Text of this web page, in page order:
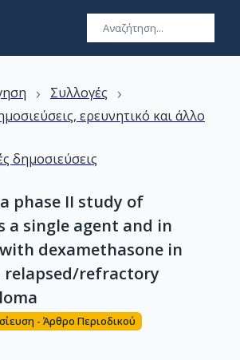
› Συλλογές ›
ερευνητικό και άλλο
δημοσιεύσεις
phase II study of
a single agent and in
dexamethasone in
refractory
- Άρθρο Περιοδικού